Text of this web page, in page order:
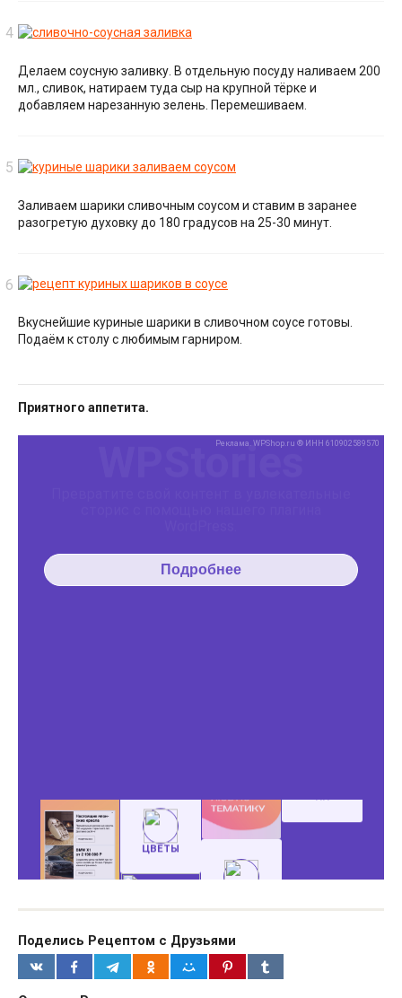
Делаем соусную заливку. В отдельную посуду наливаем 200
мл., сливок, натираем туда сыр на крупной тёрке и
добавляем нарезанную зелень. Перемешиваем.
Заливаем шарики сливочным соусом и ставим в заранее
разогретую духовку до 180 градусов на 25-30 минут.
Вкуснейшие куриные шарики в сливочном соусе готовы.
Подаём к столу с любимым гарниром.
Приятного аппетита.
Поделись Рецептом с Друзьями